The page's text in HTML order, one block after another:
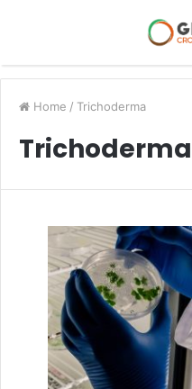
Home / Trichoderma
Trichoderma